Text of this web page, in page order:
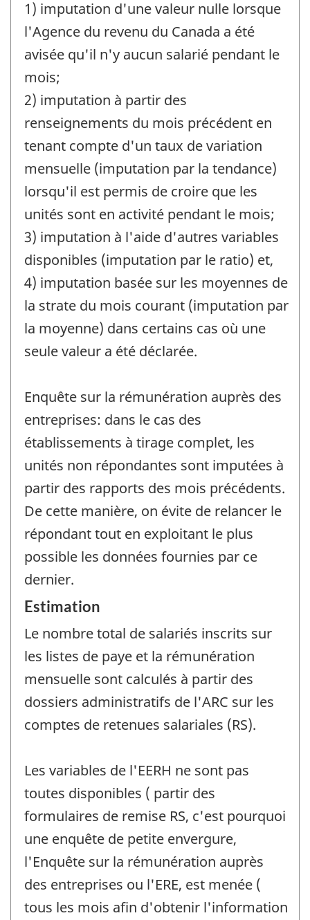
1) imputation d'une valeur nulle lorsque
l'Agence du revenu du Canada a été
avisée qu'il n'y aucun salarié pendant le
mois;
2) imputation à partir des
renseignements du mois précédent en
tenant compte d'un taux de variation
mensuelle (imputation par la tendance)
lorsqu'il est permis de croire que les
unités sont en activité pendant le mois;
3) imputation à l'aide d'autres variables
disponibles (imputation par le ratio) et,
4) imputation basée sur les moyennes de
la strate du mois courant (imputation par
la moyenne) dans certains cas où une
seule valeur a été déclarée.
Enquête sur la rémunération auprès des
entreprises: dans le cas des
établissements à tirage complet, les
unités non répondantes sont imputées à
partir des rapports des mois précédents.
De cette manière, on évite de relancer le
répondant tout en exploitant le plus
possible les données fournies par ce
dernier.
Estimation
Le nombre total de salariés inscrits sur
les listes de paye et la rémunération
mensuelle sont calculés à partir des
dossiers administratifs de l'ARC sur les
comptes de retenues salariales (RS).
Les variables de l'EERH ne sont pas
toutes disponibles ( partir des
formulaires de remise RS, c'est pourquoi
une enquête de petite envergure,
l'Enquête sur la rémunération auprès
des entreprises ou l'ERE, est menée (
tous les mois afin d'obtenir l'information